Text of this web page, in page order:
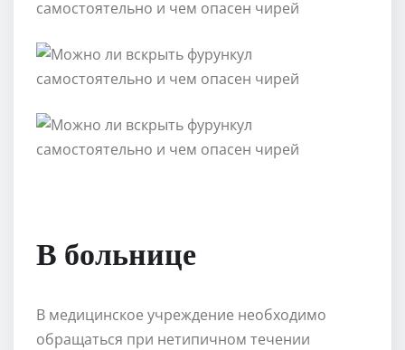
В больнице
В медицинское учреждение необходимо
обращаться при нетипичном течении